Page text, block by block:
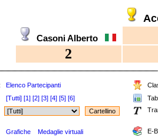
Casoni Alberto
2
Elenco Partecipanti
[Tutti] [1] [2] [3] [4] [5] [6]
Grafiche Medaglie virtuali E-